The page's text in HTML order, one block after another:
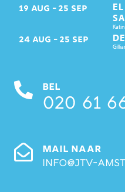
19 AUG 25 SEP
24 AUG 25 SEP
BEL
020 61
MAIL NAAR
info@jtv-